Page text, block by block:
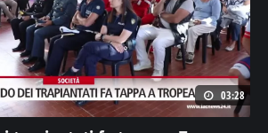
03:28